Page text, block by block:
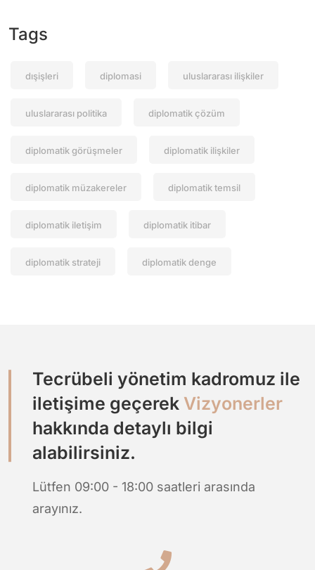
Tags
dışişleri diplomasi uluslararası ilişkiler
uluslararası politika diplomatik çözüm
diplomatik görüşmeler diplomatik ilişkiler
diplomatik müzakereler diplomatik temsil
diplomatik iletişim diplomatik itibar
diplomatik strateji diplomatik denge
Tecrübeli yönetim kadromuz ile
iletişime geçerek Vizyonerler
hakkında detaylı bilgi
alabilirsiniz.
Lütfen 09:00 - 18:00 saatleri arasında
arayınız.